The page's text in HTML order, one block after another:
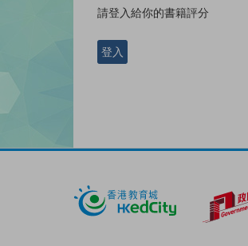
請登入給你的書籍評分
登入